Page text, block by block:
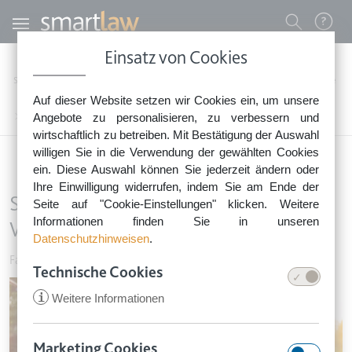
Einsatz von Cookies
Auf dieser Website setzen wir Cookies ein, um unsere
Angebote zu personalisieren, zu verbessern und
wirtschaftlich zu betreiben. Mit Bestätigung der Auswahl
willigen Sie in die Verwendung der gewählten Cookies
ein. Diese Auswahl können Sie jederzeit ändern oder
Ihre Einwilligung widerrufen, indem Sie am Ende der
Seite auf "Cookie-Einstellungen" klicken. Weitere
Informationen finden Sie in unseren
Datenschutzhinweisen.
Technische Cookies
i Weitere Informationen
Direkt zum Inhalt
0800 - 268 4 268 (kostenfrei)
Sie erreichen unser Service-Team:
Montag bis Freitag: 8-18 Uhr
Keine Rechtsberatung.
Benutzermenü
Startseite Familie & Vorsorge
Stadt muss Kosten für Waldorfkindergarten übernehmen
Stadt muss Kosten für
Waldorfkindergarten übernehmen
Familie & Vorsorge
Image